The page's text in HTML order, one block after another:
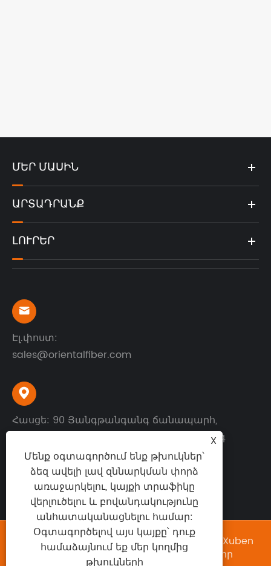
ՄԵՐ ՄԱՍԻՆ
ԱՐՏԱԴՐԱՆՔ
ԼՈՒՐԵՐ

Էլ.փոստ:
sales@orientalfiber.com

Հասցե: 90 Յանգթանգանգ ճանապարհ,
Տնտեսական զարգացման գոտի, Ջուրոնգ
քաղաք, Ցզյանսու նահանգ, Չինաստան
Հեղինակային իրավունք © 2025 Jiangsu Xuben
Photoelectric Technology Co., Ltd. Բոլոր
X
Մենք օգտագործում ենք թխուկներ՝
ձեզ ավելի լավ զննարկման փորձ
առաջարկելու, կայքի տրաֆիկը
վերլուծելու և բովանդակությունը
անհատականացնելու համար:
Օգտագործելով այս կայքը՝ դուք
համաձայնում եք մեր կողմից
թխուկների